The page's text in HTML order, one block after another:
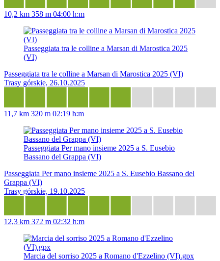
10,2 km 358 m 04:00 h:m
Passeggiata tra le colline a Marsan di Marostica 2025
(VI)
Passeggiata tra le colline a Marsan di Marostica 2025 (VI)
Trasy górskie, 26.10.2025
11,7 km 320 m 02:19 h:m
Passeggiata Per mano insieme 2025 a S. Eusebio
Bassano del Grappa (VI)
Passeggiata Per mano insieme 2025 a S. Eusebio Bassano del
Grappa (VI)
Trasy górskie, 19.10.2025
12,3 km 372 m 02:32 h:m
Marcia del sorriso 2025 a Romano d'Ezzelino (VI).gpx